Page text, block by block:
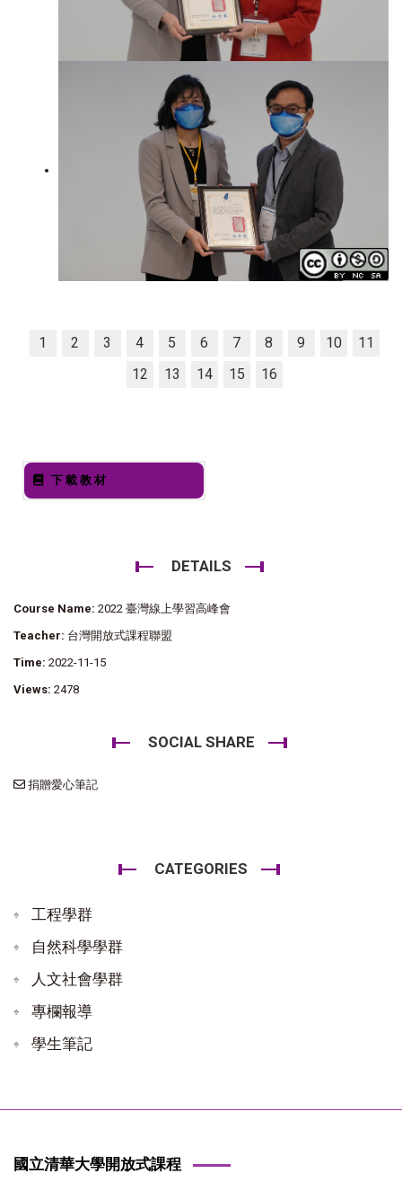
1 2 3 4 5 6 7 8 9 10
11
12
13 14 15 16
下載教材
DETAILS
Course Name: 2022 臺灣線上學習高峰會
Teacher: 台灣開放式課程聯盟
Time: 2022-11-15
Views: 2478
SOCIAL SHARE
捐贈愛心筆記
CATEGORIES
工程學群
自然科學學群
人文社會學群
專欄報導
學生筆記
國立清華大學開放式課程